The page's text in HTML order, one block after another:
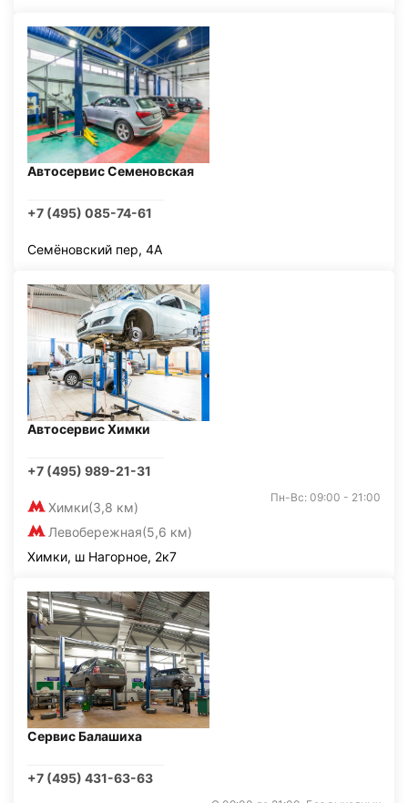
Автосервис Семеновская
+7 (495) 085-74-61
Семёновский пер, 4А
Автосервис Химки
+7 (495) 989-21-31
Химки(3,8 км)
Левобережная(5,6 км)
Пн-Вс: 09:00 - 21:00
Химки, ш Нагорное, 2к7
Сервис Балашиха
+7 (495) 431-63-63